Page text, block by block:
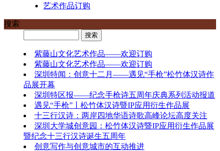
艺术作品订购
搜索
紫藤山文化艺术作品——欢迎订购
紫藤山文化艺术作品——欢迎订购
深圳特闻：创意十二月——遇见“手枪”松竹体汉诗作
品展开幕
深圳特区报——纪念手枪诗五周年庆典系列活动报道
遇见“手枪”丨松竹体汉诗暨IP应用衍生作品展
十三行汉诗：两岸四地华语诗歌高峰论坛高度关注
深圳大学城创意园：松竹体汉诗暨IP应用衍生作品展
暨纪念十三行汉诗诞生五周年
创意写作与创意城市的互动推进